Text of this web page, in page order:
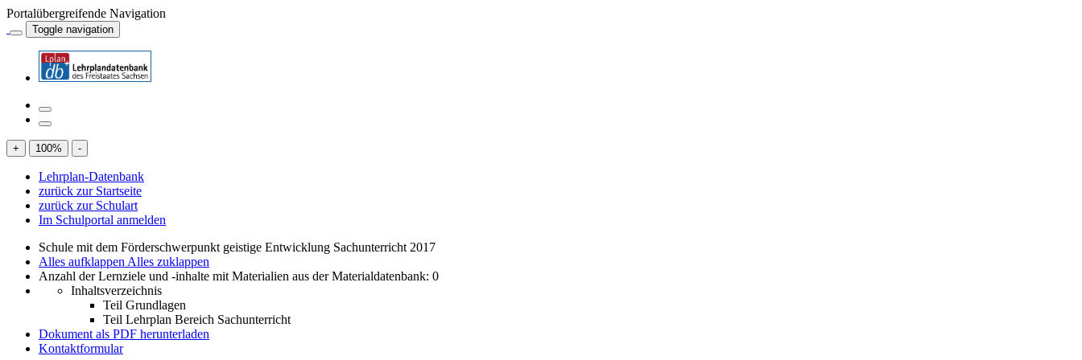
Portalübergreifende Navigation
Toggle navigation
+ 100% -
Lehrplan-Datenbank
zurück zur Startseite
zurück zur Schulart
Im Schulportal anmelden
Schule mit dem Förderschwerpunkt geistige Entwicklung Sachunterricht 2017
Alles aufklappen Alles zuklappen
Anzahl der Lernziele und -inhalte mit Materialien aus der Materialdatenbank: 0
Inhaltsverzeichnis
Teil Grundlagen
Teil Lehrplan Bereich Sachunterricht
Dokument als PDF herunterladen
Kontaktformular